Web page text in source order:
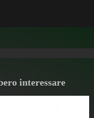
interessare